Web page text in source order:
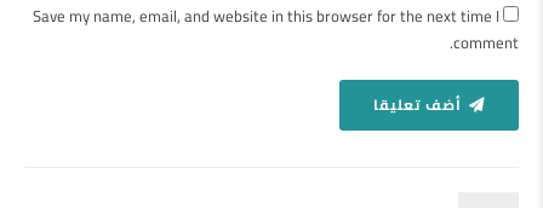
Save my name, email, and website in this browser for the next time I
comment.
أضف تعليقا